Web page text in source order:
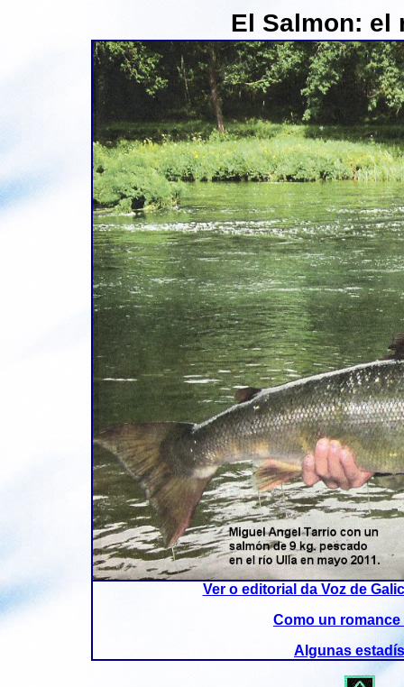
El Salmon: el
Ver o editorial da Voz de
Como un romance
Algunas